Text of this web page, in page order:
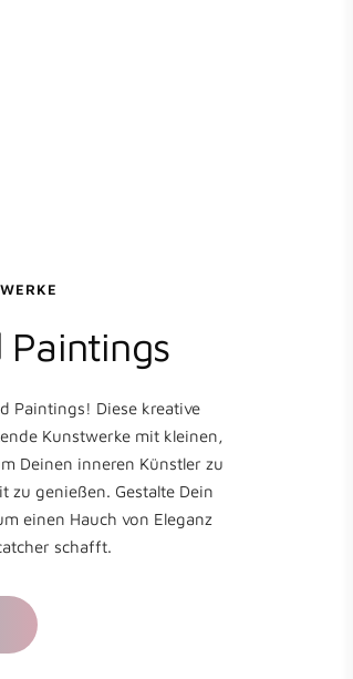
Paintings
Paintings! Diese kreative
Kunstwerke mit kleinen,
Deinen inneren Künstler zu
zu genießen. Gestalte Dein
einen Hauch von Eleganz
schafft.